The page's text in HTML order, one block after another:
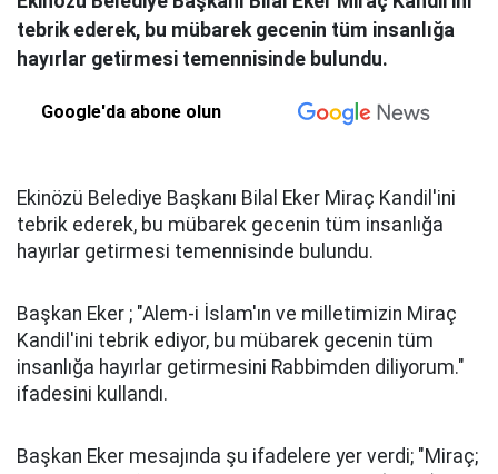
tebrik ederek, bu mübarek gecenin tüm insanlığa
hayırlar getirmesi temennisinde bulundu.
Google'da abone olun
Ekinözü Belediye Başkanı Bilal Eker Miraç Kandil'ini
tebrik ederek, bu mübarek gecenin tüm insanlığa
hayırlar getirmesi temennisinde bulundu.
Başkan Eker ; "Alem-i İslam'ın ve milletimizin Miraç
Kandil'ini tebrik ediyor, bu mübarek gecenin tüm
insanlığa hayırlar getirmesini Rabbimden diliyorum."
ifadesini kullandı.
Başkan Eker mesajında şu ifadelere yer verdi; "Miraç;